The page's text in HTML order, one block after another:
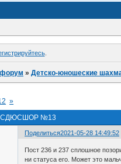
.
»Детско-юношеские
СДЮСШОР №13
»
Поделиться2021-05-28 14:49:52
Пост 236 и 237 сплошное
ни статуса его. Может это